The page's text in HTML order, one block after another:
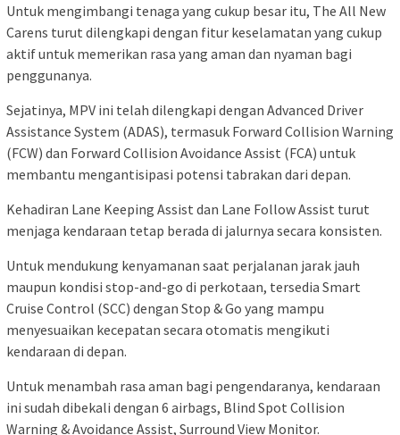
Untuk mengimbangi tenaga yang cukup besar itu, The All New
Carens turut dilengkapi dengan fitur keselamatan yang cukup
aktif untuk memerikan rasa yang aman dan nyaman bagi
penggunanya.
Sejatinya, MPV ini telah dilengkapi dengan Advanced Driver
Assistance System (ADAS), termasuk Forward Collision Warning
(FCW) dan Forward Collision Avoidance Assist (FCA) untuk
membantu mengantisipasi potensi tabrakan dari depan.
Kehadiran Lane Keeping Assist dan Lane Follow Assist turut
menjaga kendaraan tetap berada di jalurnya secara konsisten.
Untuk mendukung kenyamanan saat perjalanan jarak jauh
maupun kondisi stop-and-go di perkotaan, tersedia Smart
Cruise Control (SCC) dengan Stop & Go yang mampu
menyesuaikan kecepatan secara otomatis mengikuti
kendaraan di depan.
Untuk menambah rasa aman bagi pengendaranya, kendaraan
ini sudah dibekali dengan 6 airbags, Blind Spot Collision
Warning & Avoidance Assist, Surround View Monitor.